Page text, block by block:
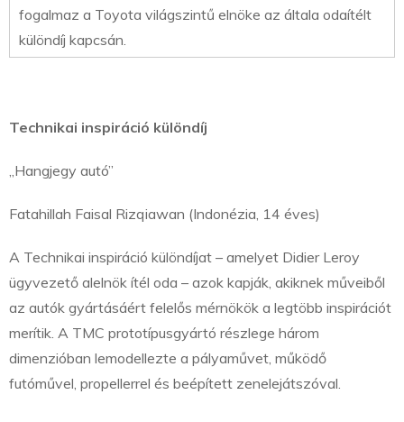
fogalmaz a Toyota világszintű elnöke az általa odaítélt
különdíj kapcsán.
Technikai inspiráció különdíj
„Hangjegy autó”
Fatahillah Faisal Rizqiawan (Indonézia, 14 éves)
A Technikai inspiráció különdíjat – amelyet Didier Leroy
ügyvezető alelnök ítél oda – azok kapják, akiknek műveiből
az autók gyártásáért felelős mérnökök a legtöbb inspirációt
merítik. A TMC prototípusgyártó részlege három
dimenzióban lemodellezte a pályaművet, működő
futóművel, propellerrel és beépített zenelejátszóval.